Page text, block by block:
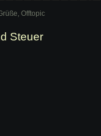
Offtopic
Steuer